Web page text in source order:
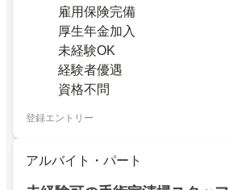
雇用保険完備
厚生年金加入
未経験OK
経験者優遇
資格不問
登録エントリー
アルバイト・パート